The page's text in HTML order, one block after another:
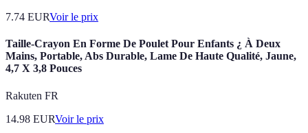
7.74 EURVoir le prix
Taille-Crayon En Forme De Poulet Pour Enfants ¿ À Deux
Mains, Portable, Abs Durable, Lame De Haute Qualité, Jaune,
4,7 X 3,8 Pouces
Rakuten FR
14.98 EURVoir le prix